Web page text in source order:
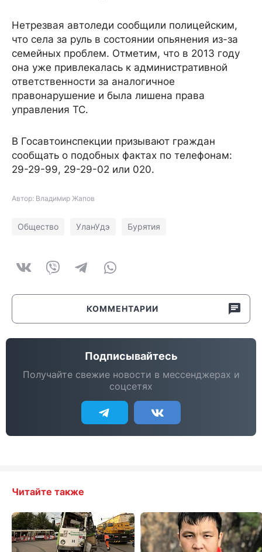
Нетрезвая автоледи сообщили полицейским,
что села за руль в состоянии опьянения из-за
семейных проблем. Отметим, что в 2013 году
она уже привлекалась к административной
ответственности за аналогичное
правонарушение и была лишена права
управления ТС.
В Госавтоинспекции призывают граждан
сообщать о подобных фактах по телефонам:
29-29-99, 29-29-02 или 020.
Автор: Владимир Жапов
Общество УланУдэ Бурятия
КОММЕНТАРИИ
Подписывайтесь
Получайте свежие новости в мессенджерах и
соцсетях
Читайте также